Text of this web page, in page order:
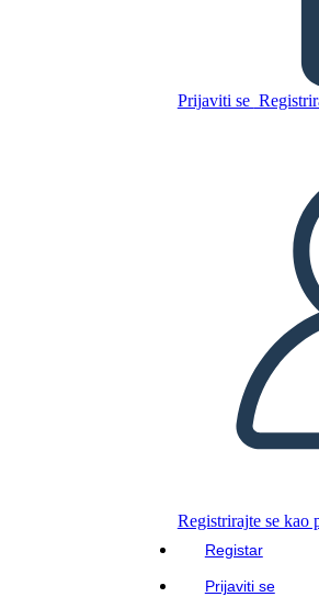
Prijaviti se
Registrirajte se kao
Registar
Prijaviti se
REPRODUCIRAJ
ČITAJ